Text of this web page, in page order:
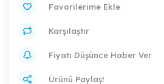
Karşılaştır
Fiyatı Düşünce Haber Ver
Ürünü Paylaş!